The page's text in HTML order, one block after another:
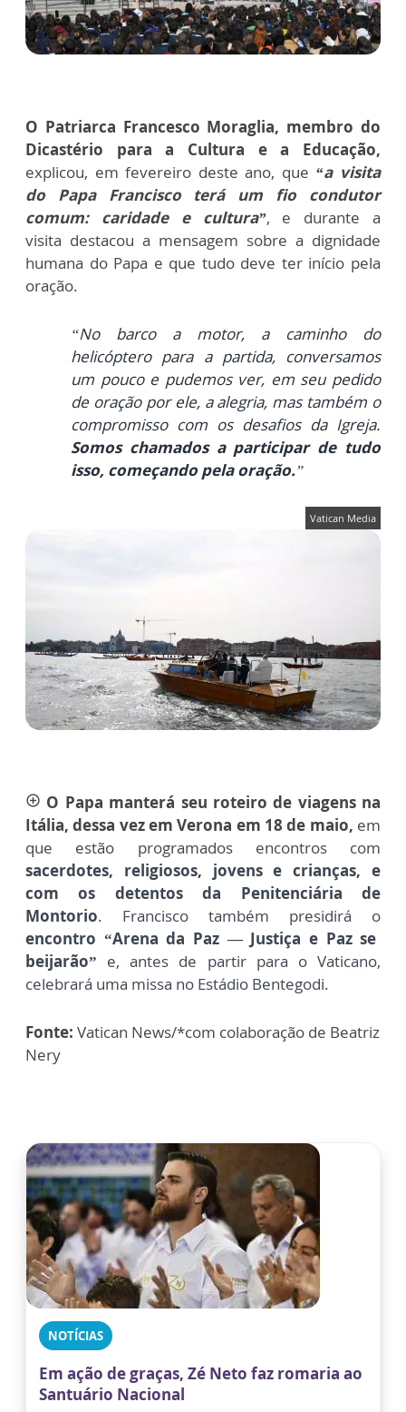
O Patriarca Francesco Moraglia, membro do
Dicastério para a Cultura e a Educação,
explicou, em fevereiro deste ano, que “a visita
do Papa Francisco terá um fio condutor
comum: caridade e cultura”, e durante a
visita destacou a mensagem sobre a dignidade
humana do Papa e que tudo deve ter início pela
oração.
“No barco a motor, a caminho do
helicóptero para a partida, conversamos
um pouco e pudemos ver, em seu pedido
de oração por ele, a alegria, mas também o
compromisso com os desafios da Igreja.
Somos chamados a participar de tudo
isso, começando pela oração.”
Vatican Media
add_circle_outline O Papa manterá seu roteiro de viagens na
Itália, dessa vez em Verona em 18 de maio, em
que estão programados
encontros com
sacerdotes, religiosos, jovens e crianças, e
com os detentos da Penitenciária de
Montorio. Francisco também presidirá o
encontro “Arena da Paz — Justiça e Paz se
beijarão” e, antes de partir para o Vaticano,
celebrará uma missa no Estádio Bentegodi.
Fonte: Vatican News/*com colaboração de Beatriz
Nery
NOTÍCIAS
Em ação de graças, Zé Neto faz romaria ao
Santuário Nacional